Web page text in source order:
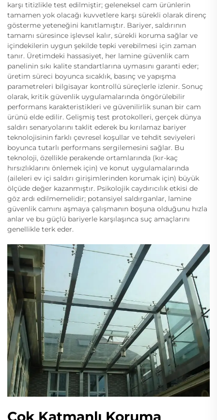
karşı titizlikle test edilmiştir; geleneksel cam ürünlerin
tamamen yok olacağı kuvvetlere karşı sürekli olarak direnç
gösterme yeteneğini kanıtlamıştır. Bariyer, saldırının
tamamı süresince işlevsel kalır, sürekli koruma sağlar ve
içindekilerin uygun şekilde tepki verebilmesi için zaman
tanır. Üretimdeki hassasiyet, her lamine güvenlik cam
panelinin sıkı kalite standartlarına uymasını garanti eder;
üretim süreci boyunca sıcaklık, basınç ve yapışma
parametreleri bilgisayar kontrollü süreçlerle izlenir. Sonuç
olarak, kritik güvenlik uygulamalarında öngörülebilir
performans karakteristikleri ve güvenilirlik sunan bir cam
ürünü elde edilir. Gelişmiş test protokolleri, gerçek dünya
saldırı senaryolarını taklit ederek bu kırılamaz bariyer
teknolojisinin farklı çevresel koşullar ve tehdit seviyeleri
boyunca tutarlı performans sergilemesini sağlar. Bu
teknoloji, özellikle perakende ortamlarında (kır-kaç
hırsızlıklarını önlemek için) ve konut uygulamalarında
(aileleri ev içi saldırı girişimlerinden korumak için) büyük
ölçüde değer kazanmıştır. Psikolojik caydırıcılık etkisi de
göz ardı edilmemelidir; potansiyel saldırganlar, lamine
güvenlik camını aşmaya çalışmanın boşuna olduğunu hızla
anlar ve bu güçlü bariyerle karşılaşınca suç amaçlarını
genellikle terk eder.